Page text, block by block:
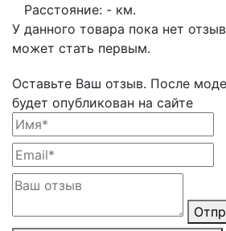
Расстояние: - км.
У данного товара пока нет
может стать первым.
Оставьте Ваш отзыв. После
будет опубликован на сайте